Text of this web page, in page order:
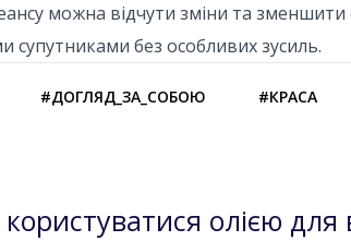
можна відчути зміни та зменшити
супутниками без особливих зусиль.
#ДОГЛЯД_ЗА_СОБОЮ #КРАСА
олією для